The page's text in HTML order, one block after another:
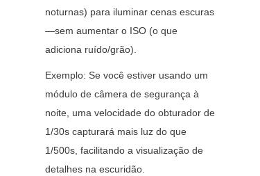
noturnas) para iluminar cenas escuras
—sem aumentar o ISO (o que
adiciona ruído/grão).
Exemplo: Se você estiver usando um
módulo de câmera de segurança à
noite, uma velocidade do obturador de
1/30s capturará mais luz do que
1/500s, facilitando a visualização de
detalhes na escuridão.